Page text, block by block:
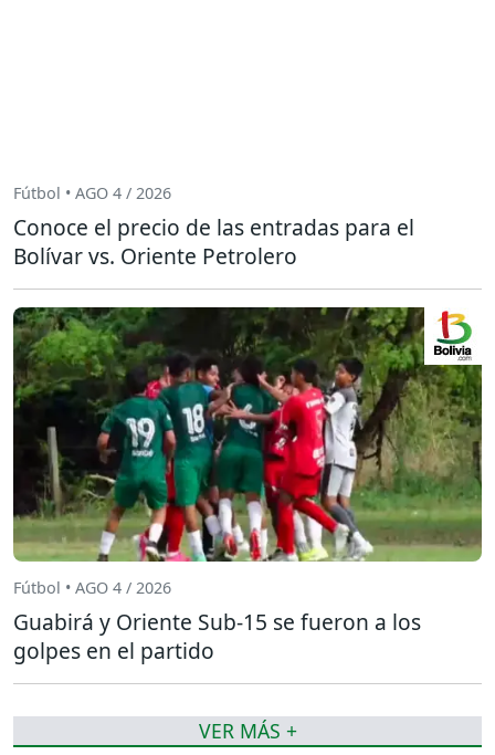
Fútbol • AGO 4 / 2026
Conoce el precio de las entradas para el
Bolívar vs. Oriente Petrolero
Fútbol • AGO 4 / 2026
Guabirá y Oriente Sub-15 se fueron a los
golpes en el partido
VER MÁS +